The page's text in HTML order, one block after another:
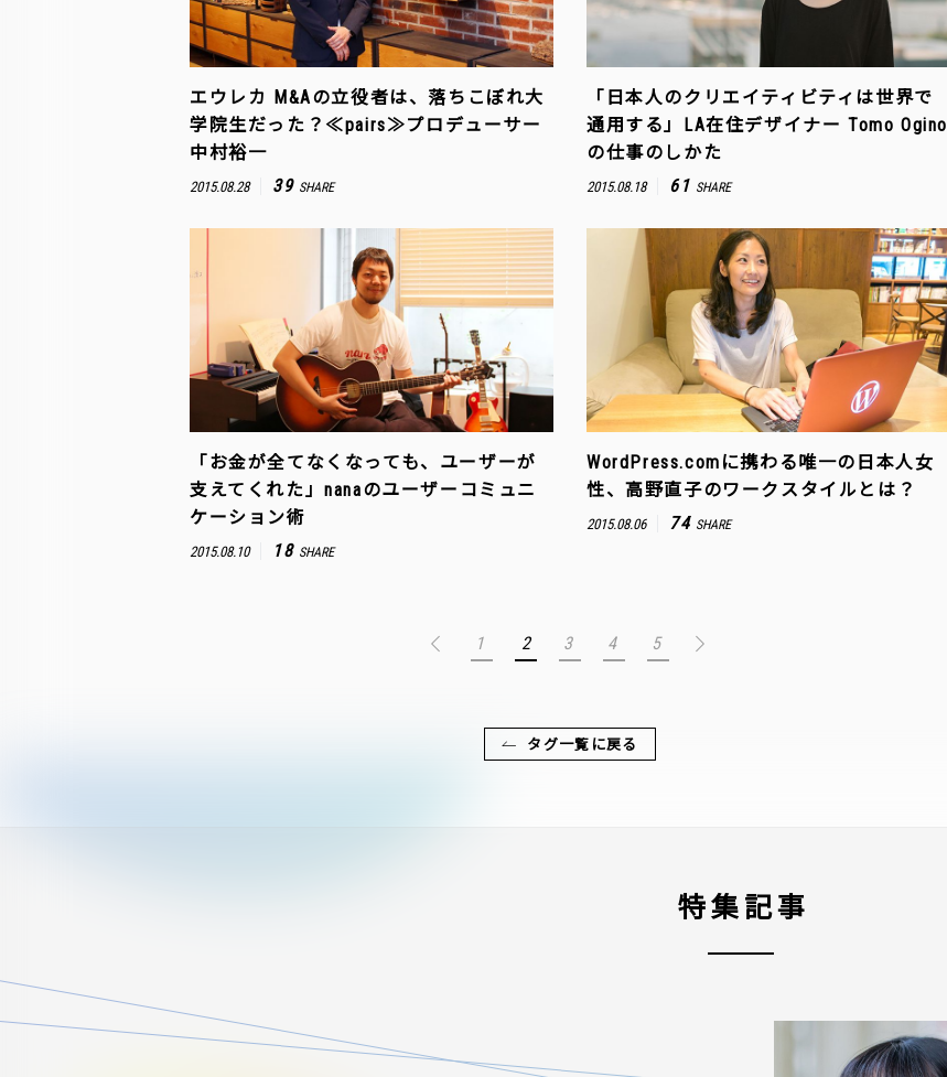
エウレカ M&Aの立役者は、落ちこぼれ大
学院生だった？≪pairs≫プロデューサー
中村裕一
2015.08.28 39 SHARE
「日本人のクリエイティビティは世界で
通用する」LA在住デザイナー Tomo Ogino
の仕事のしかた
2015.08.18 61 SHARE
「お金が全てなくなっても、ユーザーが
支えてくれた」nanaのユーザーコミュニ
ケーション術
2015.08.10 18 SHARE
WordPress.comに携わる唯一の日本人女
性、高野直子のワークスタイルとは？
2015.08.06 74 SHARE
1 2 3 4 5
タグ一覧に戻る
特集記事